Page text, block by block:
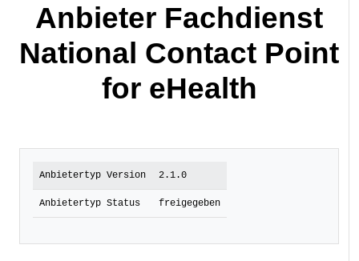
Anbieter Fachdienst
National Contact Point
for eHealth
Anbietertyp Version 2.1.0
Anbietertyp Status freigegeben